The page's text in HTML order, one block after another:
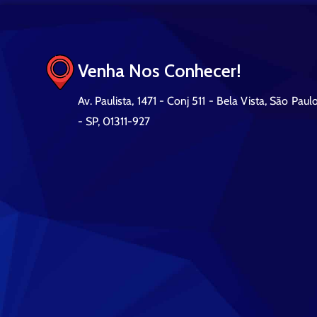
Venha Nos Conhecer!
Av. Paulista, 1471 - Conj 511 - Bela Vista, São
- SP, 01311-927